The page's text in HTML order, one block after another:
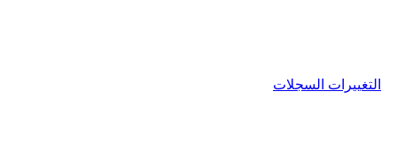
التغييرات السجلات